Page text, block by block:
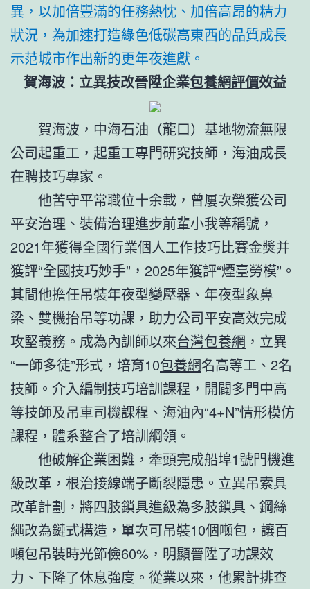
異，以加倍豐滿的任務熱忱、加倍高昂的精力
狀況，為加速打造綠色低碳高東西的品質成長
示范城市作出新的更年夜進獻。
賀海波：立異技改晉陞企業包養網評價效益
賀海波，中海石油（龍口）基地物流無限
公司起重工，起重工專門研究技師，海油成長
在聘技巧專家。
他苦守平常職位十余載，曾屢次榮獲公司
平安治理、裝備治理進步前輩小我等稱號，
2021年獲得全國行業個人工作技巧比賽金獎并
獲評“全國技巧妙手”，2025年獲評“煙臺勞模”。
其間他擔任吊裝年夜型變壓器、年夜型象鼻
梁、雙機抬吊等功課，助力公司平安高效完成
攻堅義務。成為內訓師以來台灣包養網 ，立異
“一師多徒”形式，培育10包養網名高等工、2名
技師。介入編制技巧培訓課程，開闢多門中高
等技師及吊車司機課程、海油內“4+N”情形模仿
課程，體系整合了培訓綱領。
他破解企業困難，牽頭完成船埠1號門機進
級改革，根治接線端子斷裂隱患。立異吊索具
改革計劃，將四肢鎖具進級為多肢鎖具、鋼絲
繩改為鏈式構造，單次可吊裝10個噸包，讓百
噸包吊裝時光節儉60%，明顯晉陞了功課效
力、下降了休息強度。從業以來，他累計排查